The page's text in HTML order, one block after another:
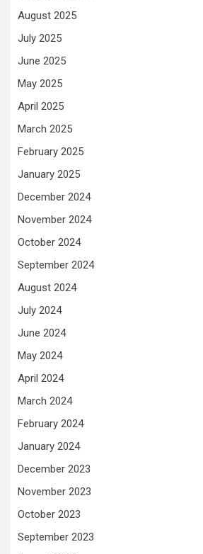
August 2025
July 2025
June 2025
May 2025
April 2025
March 2025
February 2025
January 2025
December 2024
November 2024
October 2024
September 2024
August 2024
July 2024
June 2024
May 2024
April 2024
March 2024
February 2024
January 2024
December 2023
November 2023
October 2023
September 2023